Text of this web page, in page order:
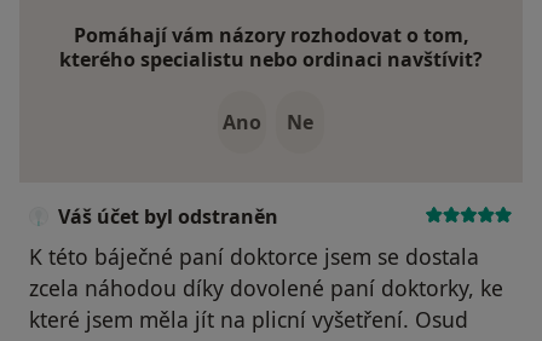
Pomáhají vám názory rozhodovat o tom,
kterého specialistu nebo ordinaci navštívit?
Ano Ne
Váš účet byl odstraněn
K této báječné paní doktorce jsem se dostala
zcela náhodou díky dovolené paní doktorky, ke
které jsem měla jít na plicní vyšetření. Osud